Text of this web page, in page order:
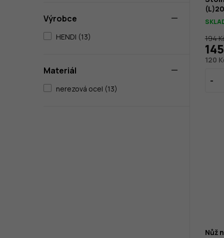
Výrobce
HENDI (13)
Materiál
nerezová ocel (13)
120
194
Nůž